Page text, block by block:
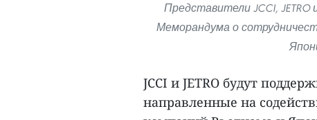
Представители JCCI,
Меморандума о
JCCI и JETRO будут
направленные на